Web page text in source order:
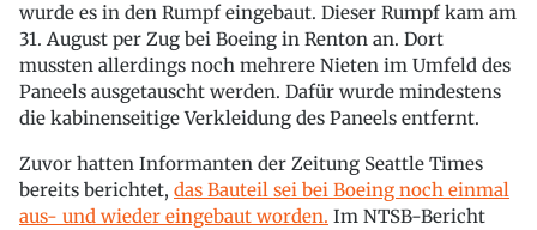
wurde es in den Rumpf eingebaut. Dieser Rumpf kam am
31. August per Zug bei Boeing in Renton an. Dort
mussten allerdings noch mehrere Nieten im Umfeld des
Paneels ausgetauscht werden. Dafür wurde mindestens
die kabinenseitige Verkleidung des Paneels entfernt.
Zuvor hatten Informanten der Zeitung Seattle Times
bereits berichtet, das Bauteil sei bei Boeing noch einmal
aus- und wieder eingebaut worden. Im NTSB-Bericht